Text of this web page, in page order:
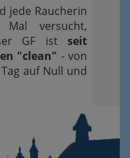
jede Raucherin
versucht,
GF ist seit
"clean" - von
auf Null und